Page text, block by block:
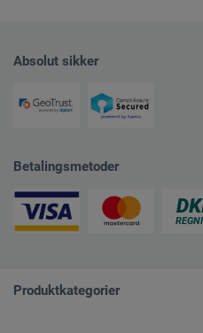
Absolut sikker
Betalingsmetoder
Produktkategorier